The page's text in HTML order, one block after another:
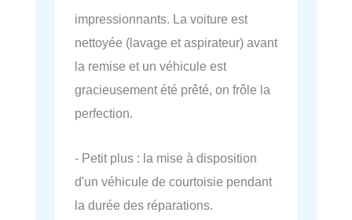
impressionnants. La voiture est
nettoyée (lavage et aspirateur) avant
la remise et un véhicule est
gracieusement été prêté, on frôle la
perfection.
- Petit plus : la mise à disposition
d'un véhicule de courtoisie pendant
la durée des réparations.